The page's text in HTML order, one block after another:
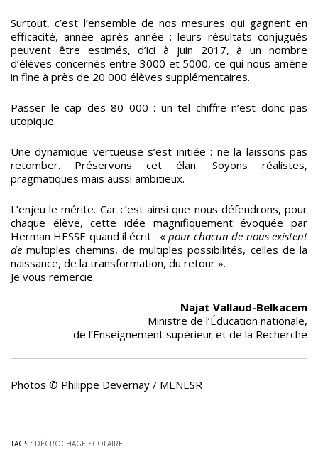
Surtout, c’est l’ensemble de nos mesures qui gagnent en
efficacité, année après année : leurs résultats conjugués
peuvent être estimés, d’ici à juin 2017, à un nombre
d’élèves concernés entre 3000 et 5000, ce qui nous amène
in fine à près de 20 000 élèves supplémentaires.
Passer le cap des 80 000 : un tel chiffre n’est donc pas
utopique.
Une dynamique vertueuse s’est initiée : ne la laissons pas
retomber. Préservons cet élan. Soyons réalistes,
pragmatiques mais aussi ambitieux.
L’enjeu le mérite. Car c’est ainsi que nous défendrons, pour
chaque élève, cette idée magnifiquement évoquée par
Herman HESSE quand il écrit : «pour chacun de nous existent
de multiples chemins, de multiples possibilités, celles de la
naissance, de la transformation, du retour ».
Je vous remercie.
Najat Vallaud-Belkacem
Ministre de l’Éducation nationale,
de l’Enseignement supérieur et de la Recherche
Photos © Philippe Devernay / MENESR
TAGS : DÉCROCHAGE SCOLAIRE